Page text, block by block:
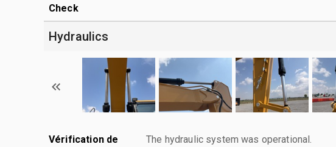
Check
Hydraulics
Vérification de
The hydraulic system was operational.